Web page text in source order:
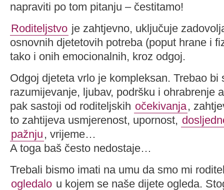
napraviti po tom pitanju – čestitamo!
Roditeljstvo je zahtjevno, uključuje
osnovnih djetetovih potreba (poput hrane i
tako i onih emocionalnih, kroz odgoj.
Odgoj djeteta vrlo je kompleksan. Trebao bi
razumijevanje, ljubav, podršku i ohrabrenje
pak sastoji od roditeljskih očekivanja,
to zahtijeva usmjerenost, upornost,
pažnju , vrijeme…
A toga baš često nedostaje…
Trebali bismo imati na umu da smo mi
ogledalo u kojem se naše dijete ogleda.